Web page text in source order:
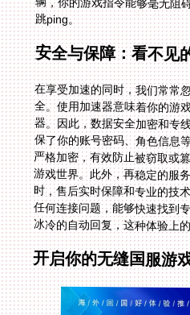
跳ping。
安全与保障：看不见
在享受加速的同时，我们常常
全。使用加速器意味着你的游
器。因此，数据安全加密和专
保了你的账号密码、角色信息
严格加密，有效防止被窃取或
游戏世界。此外，再稳定的服
时，售后实时保障和专业的技
任何连接问题，能够快速找到
冰冷的自动回复，这种体验上
开启你的无缝国服游